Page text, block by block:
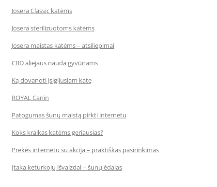
Josera Classic katėms
Josera sterilizuotoms katėms
Josera maistas katėms – atsiliepimai
CBD aliejaus nauda gyvūnams
Ką dovanoti įsigijusiam katę
ROYAL Canin
Patogumas šunų maistą pirkti internetu
Koks kraikas katėms geriausias?
Prekės internetu su akcija – praktiškas pasirinkimas
Įtaka keturkojų išvaizdai – šunų ėdalas